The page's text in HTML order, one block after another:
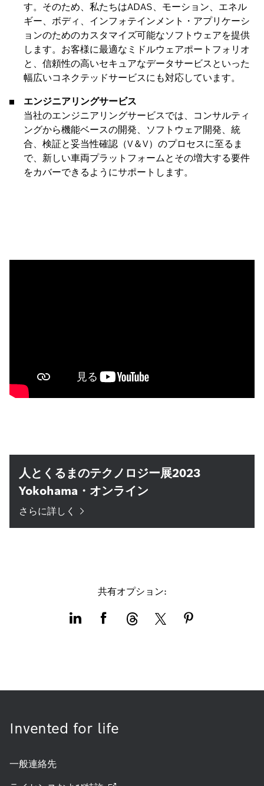
す。そのため、私たちはADAS、モーション、エネル
ギー、ボディ、インフォテインメント・アプリケーシ
ョンのためのカスタマイズ可能なソフトウェアを提供
します。お客様に最適なミドルウェアポートフォリオ
と、信頼性の高いセキュアなデータサービスといった
幅広いコネクテッドサービスにも対応しています。
エンジニアリングサービス
当社のエンジニアリングサービスでは、コンサルティ
ングから機能ベースの開発、ソフトウェア開発、統
合、検証と妥当性確認（V＆V）のプロセスに至るま
で、新しい車両プラットフォームとその増大する要件
をカバーできるようにサポートします。
人とくるまのテクノロジー展2023
Yokohama・オンライン
さらに詳しく
共有オプション:
Invented for life
一般連絡先